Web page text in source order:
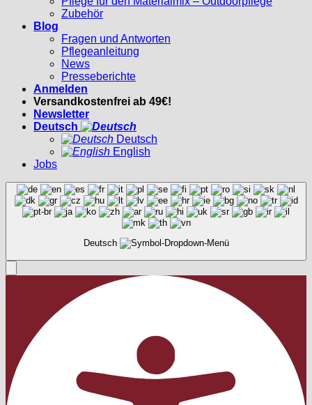
Zubehör
Blog
Fragen und Antworten
Pflegeanleitung
News
Presseberichte
Anmelden
Versandkostenfrei ab 49€!
Newsletter
Deutsch
Deutsch
English
Jobs
Deutsch